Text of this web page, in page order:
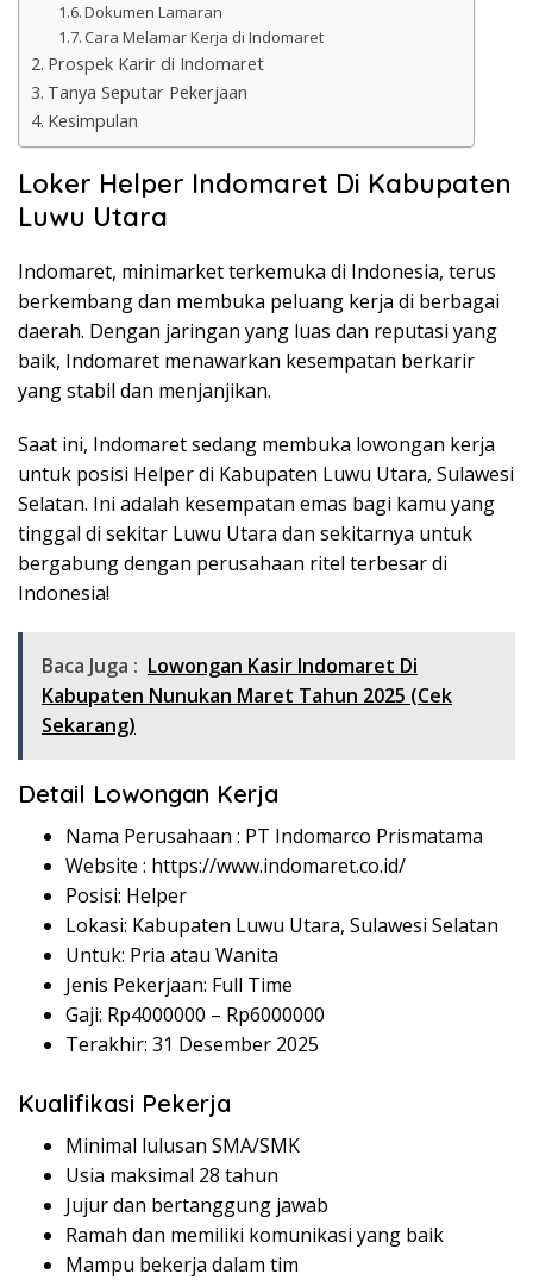
Dokumen Lamaran
Cara Melamar Kerja di Indomaret
Prospek Karir di Indomaret
Tanya Seputar Pekerjaan
Kesimpulan
Loker Helper Indomaret Di Kabupaten
Luwu Utara
Indomaret, minimarket terkemuka di Indonesia, terus
berkembang dan membuka peluang kerja di berbagai
daerah. Dengan jaringan yang luas dan reputasi yang
baik, Indomaret menawarkan kesempatan berkarir
yang stabil dan menjanjikan.
Saat ini, Indomaret sedang membuka lowongan kerja
untuk posisi Helper di Kabupaten Luwu Utara, Sulawesi
Selatan. Ini adalah kesempatan emas bagi kamu yang
tinggal di sekitar Luwu Utara dan sekitarnya untuk
bergabung dengan perusahaan ritel terbesar di
Indonesia!
Baca Juga : Lowongan Kasir Indomaret Di
Kabupaten Nunukan Maret Tahun 2025 (Cek
Sekarang)
Detail Lowongan Kerja
Nama Perusahaan : PT Indomarco Prismatama
Website : https://www.indomaret.co.id/
Posisi: Helper
Lokasi: Kabupaten Luwu Utara, Sulawesi Selatan
Untuk: Pria atau Wanita
Jenis Pekerjaan: Full Time
Gaji: Rp4000000 – Rp6000000
Terakhir: 31 Desember 2025
Kualifikasi Pekerja
Minimal lulusan SMA/SMK
Usia maksimal 28 tahun
Jujur dan bertanggung jawab
Ramah dan memiliki komunikasi yang baik
Mampu bekerja dalam tim